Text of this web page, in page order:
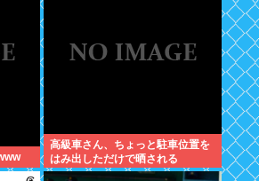
高級車さん、ちょっと駐車位置を
はみ出しただけで晒される
wwwWwwWWw